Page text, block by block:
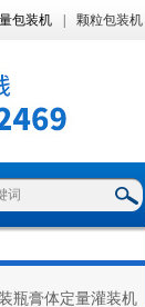
包装机 颗粒包装机
瓶膏体定量灌装机